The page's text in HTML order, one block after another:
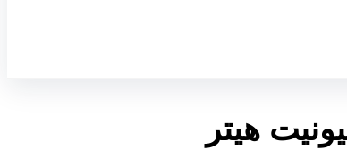
یونیت هیتر